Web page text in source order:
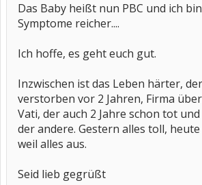
Das Baby heißt nun PBC und ich
Symptome reicher....
Ich hoffe, es geht euch gut.
Inzwischen ist das Leben härter,
verstorben vor 2 Jahren, Firma
Vati, der auch 2 Jahre schon tot
der andere. Gestern alles toll,
weil alles aus.
Seid lieb gegrüßt